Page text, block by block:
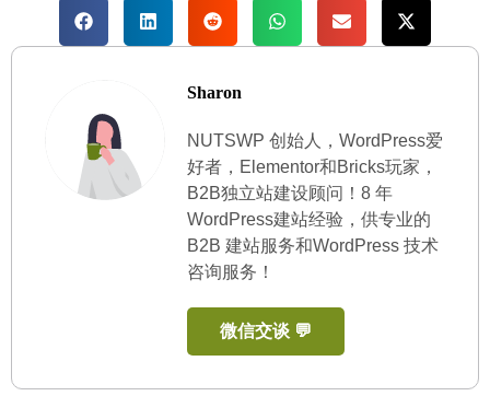
Sharon
NUTSWP 创始人，WordPress爱
好者，Elementor和Bricks玩家，
B2B独立站建设顾问！8 年
WordPress建站经验，供专业的
B2B 建站服务和WordPress 技术
咨询服务！
微信交谈 💬